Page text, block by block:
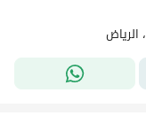
الرياض